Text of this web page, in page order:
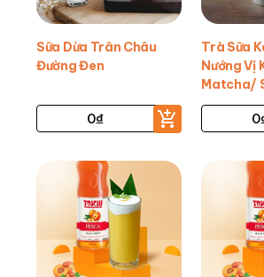
Sữa Dừa Trân Châu
Đường Đen
0₫
Trà Sữa
Nướng Vị
Matcha/
0